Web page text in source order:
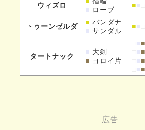
ウィズロ
■ ローブ
■■
トゥーンゼルダ
■ バンダナ
■ サンダル
■■
タートナック
■ 大剣
■ ヨロイ片
■■
■■
■■
■■